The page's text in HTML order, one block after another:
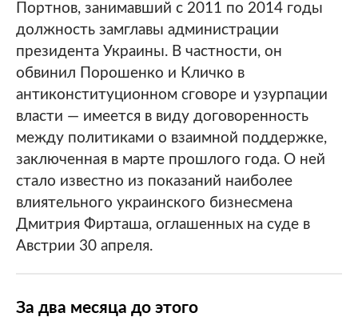
Портнов, занимавший с 2011 по 2014 годы
должность замглавы администрации
президента Украины. В частности, он
обвинил Порошенко и Кличко в
антиконституционном сговоре и узурпации
власти — имеется в виду договоренность
между политиками о взаимной поддержке,
заключенная в марте прошлого года. О ней
стало известно из показаний наиболее
влиятельного украинского бизнесмена
Дмитрия Фирташа, оглашенных на суде в
Австрии 30 апреля.
За два месяца до этого